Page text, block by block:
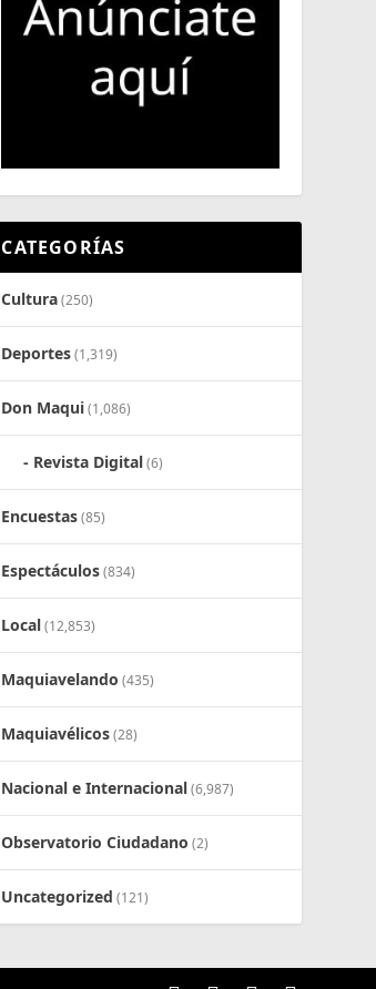
CATEGORÍAS
Cultura(250)
Deportes(1,319)
Don Maqui(1,086)
Revista Digital(6)
Encuestas(85)
Espectáculos(834)
Local(12,853)
Maquiavelando (435)
Maquiavélicos(28)
Nacional e Internacional(6,987)
Observatorio Ciudadano (2)
Uncategorized (121)